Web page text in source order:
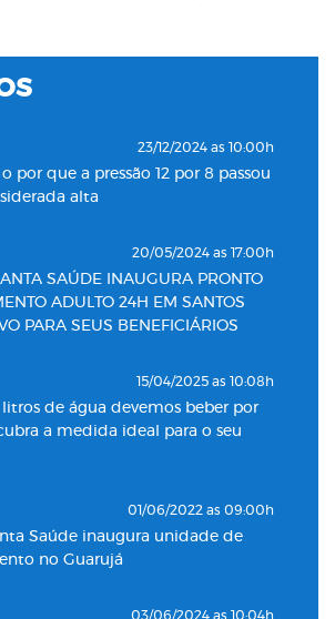
23/12/2024 as 10:00h
por que a pressão 12 por 8 passou
alta
20/05/2024 as 17:00h
SAÚDE INAUGURA PRONTO
ADULTO 24H EM SANTOS
PARA SEUS BENEFICIÁRIOS
15/04/2025 as 10:08h
de água devemos beber por
a medida ideal para o seu
01/06/2022 as 09:00h
Saúde inaugura unidade de
no Guarujá
03/06/2024 as 10:04h